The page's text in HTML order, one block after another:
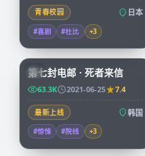
青春校园 日本
#喜剧 #杜比 +3
KR
99:14
第七封电邮 · 死者来信
63.3K 2021-06-25 7.4
最新上线 韩国
#惊悚 #院线 +3